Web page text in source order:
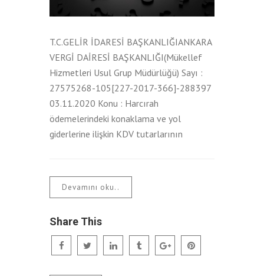
T.C.GELİR İDARESİ BAŞKANLIĞIANKARA
VERGİ DAİRESİ BAŞKANLIĞI(Mükellef
Hizmetleri Usul Grup Müdürlüğü) Sayı :
27575268-105[227-2017-366]-288397
03.11.2020 Konu : Harcırah
ödemelerindeki konaklama ve yol
giderlerine ilişkin KDV tutarlarının
Devamını oku..
Share This